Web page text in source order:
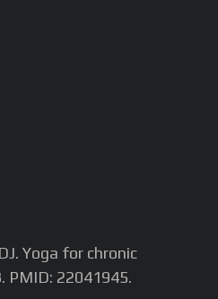
Yoga for chronic
PMID: 22041945.